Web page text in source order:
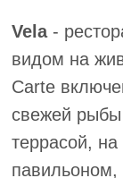
Vela-
видом на
Carte
свежей рыбы
террасой,
павильоном,